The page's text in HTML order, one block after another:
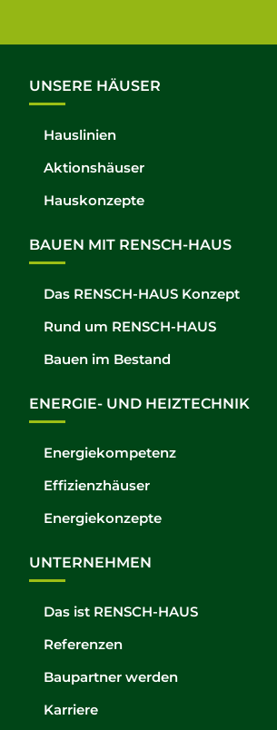
UNSERE HÄUSER
Hauslinien
Aktionshäuser
Hauskonzepte
BAUEN MIT RENSCH-HAUS
Das RENSCH-HAUS Konzept
Rund um RENSCH-HAUS
Bauen im Bestand
ENERGIE- UND HEIZTECHNIK
Energiekompetenz
Effizienzhäuser
Energiekonzepte
UNTERNEHMEN
Das ist RENSCH-HAUS
Referenzen
Baupartner werden
Karriere